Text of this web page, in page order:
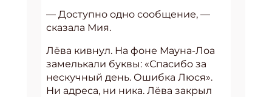
— Доступно одно сообщение, —
сказала Мия.
Лёва кивнул. На фоне Мауна-Лоа
замелькали буквы: «Спасибо за
нескучный день. Ошибка Люся».
Ни адреса, ни ника. Лёва закрыл